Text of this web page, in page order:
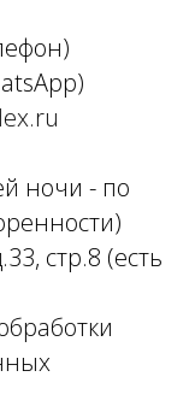
ночи - по
стр.8 (есть